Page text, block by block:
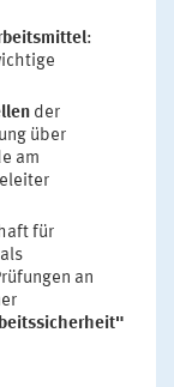
:
der
über
am
für
an